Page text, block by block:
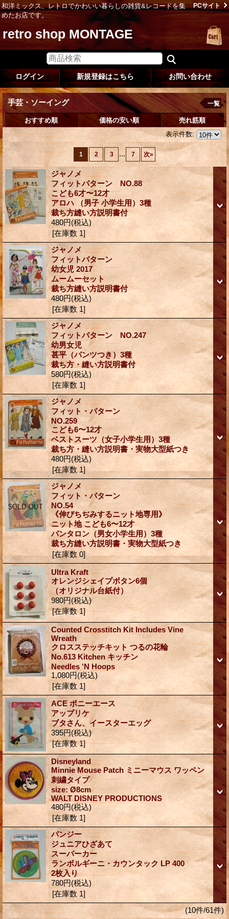
和洋ミックス、レトロでかわいい暮らしの雑貨&レコードを集
めたお店です。
PCサイト
retro shop MONTAGE
ログイン 新規登録はこちら お問い合わせ
手芸・ソーイング 一覧
おすすめ順 価格の安い順
売れ筋順
表示件数:
1 2 3 ... 7 次»
ジャノメ
フィットパターン NO.88
こども6才〜12才
アロハ （男子 小学生用）3種
裁ち方縫い方説明書付
480円(税込)
[在庫数 1]
ジャノメ
フィットパターン
幼女児 2017
ムームーセット
裁ち方縫い方説明書付
480円(税込)
[在庫数 1]
ジャノメ
フィットパターン NO.247
幼男女児
甚平（パンツつき）3種
裁ち方・縫い方説明書付
580円(税込)
[在庫数 1]
ジャノメ
フィット・パターン
NO.259
こども6〜12才
ベストスーツ（女子小学生用）3種
裁ち方・縫い方説明書・実物大型紙つき
480円(税込)
[在庫数 1]
ジャノメ
フィット・パターン
NO.54
《伸びちぢみするニット地専用》
ニット地 こども6〜12才
パンタロン（男女小学生用）3種
裁ち方縫い方説明書・実物大型紙つき
[在庫数 0]
Ultra Kraft
オレンジシェイプボタン6個
（オリジナル台紙付）
980円(税込)
[在庫数 1]
Counted Crosstitch Kit Includes Vine
Wreath
クロスステッチキット つるの花輪
No.613 Kitchen キッチン
Needles 'N Hoops
1,080円(税込)
[在庫数 1]
ACE ポニーエース
アップリケ
ブタさん、イースターエッグ
395円(税込)
[在庫数 1]
Disneyland
Minnie Mouse Patch ミニーマウス ワッペン
刺繍タイプ
size: Ø8cm
WALT DISNEY PRODUCTIONS
480円(税込)
[在庫数 1]
パンジー
ジュニアひざあて
スーパーカー
ランボルギーニ・カウンタック LP 400
2枚入り
780円(税込)
[在庫数 1]
(10件/61件)